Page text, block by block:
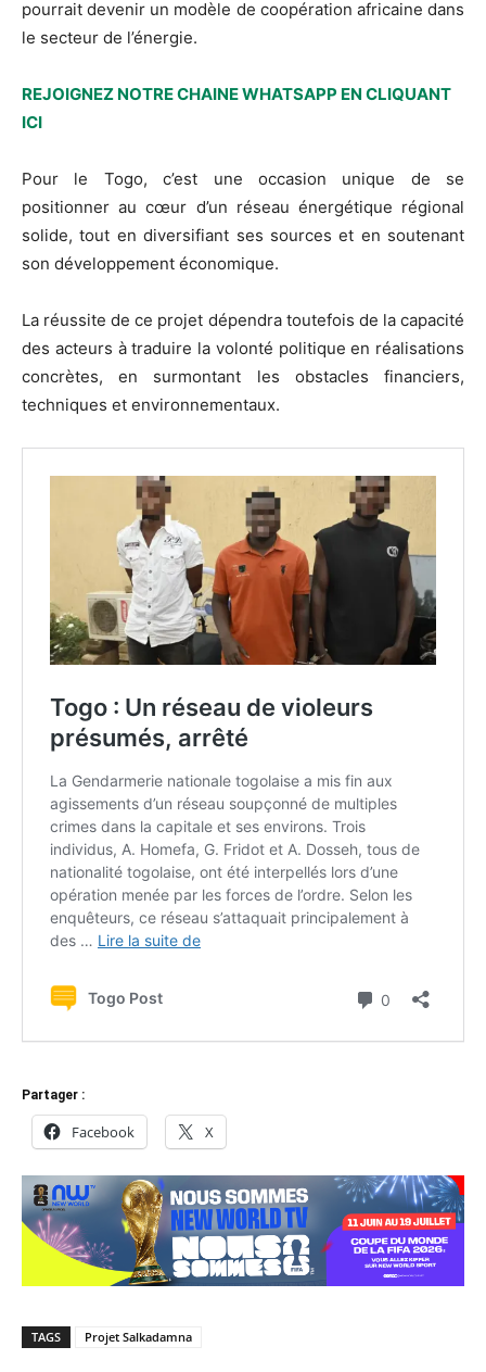
pourrait devenir un modèle de coopération africaine dans
le secteur de l’énergie.
REJOIGNEZ NOTRE CHAINE WHATSAPP EN CLIQUANT
ICI
Pour le Togo, c’est une occasion unique de se
positionner au cœur d’un réseau énergétique régional
solide, tout en diversifiant ses sources et en soutenant
son développement économique.
La réussite de ce projet dépendra toutefois de la capacité
des acteurs à traduire la volonté politique en réalisations
concrètes, en surmontant les obstacles financiers,
techniques et environnementaux.
Partager :
Facebook X
TAGS Projet Salkadamna